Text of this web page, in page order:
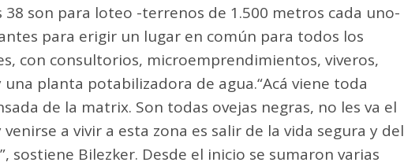
38 son para loteo -terrenos de 1.500 metros cada uno-
para erigir un lugar en común para todos los
con consultorios, microemprendimientos, viveros,
una planta potabilizadora de agua.“Acá viene toda
de la matrix. Son todas ovejas negras, no les va el
venirse a vivir a esta zona es salir de la vida segura y del
sostiene Bilezker. Desde el inicio se sumaron varias